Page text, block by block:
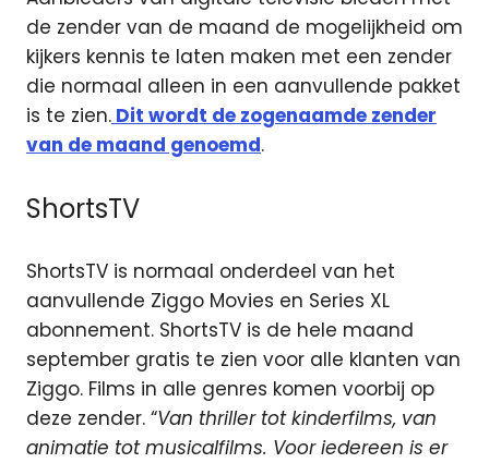
de zender van de maand de mogelijkheid om
kijkers kennis te laten maken met een zender
die normaal alleen in een aanvullende pakket
is te zien. Dit wordt de zogenaamde zender
van de maand genoemd.
ShortsTV
ShortsTV is normaal onderdeel van het
aanvullende Ziggo Movies en Series XL
abonnement. ShortsTV is de hele maand
september gratis te zien voor alle klanten van
Ziggo. Films in alle genres komen voorbij op
deze zender. “Van thriller tot kinderfilms, van
animatie tot musicalfilms. Voor iedereen is er